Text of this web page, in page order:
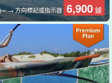
上進入！
南瓜洞」。
在退潮時才能到達。
。→ 方向標記或指示器 6,900 鑢